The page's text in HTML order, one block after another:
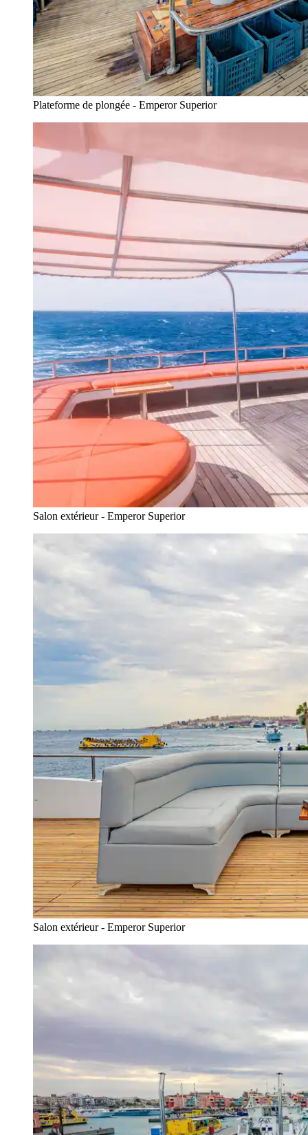
Plateforme de plongée - Emperor Superior
Salon extérieur - Emperor Superior
Salon extérieur - Emperor Superior